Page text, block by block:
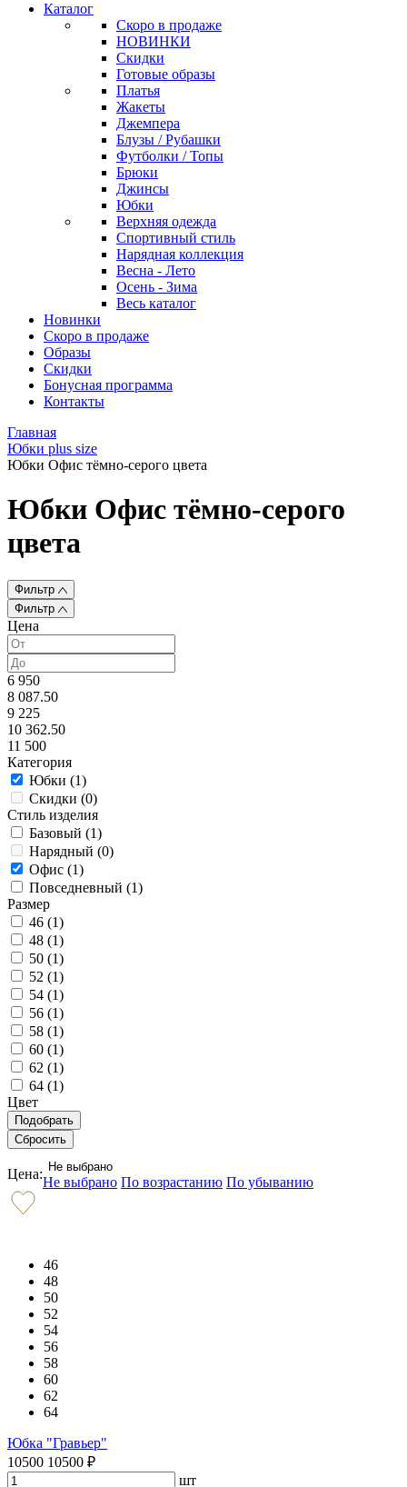
Каталог
Скоро в продаже
НОВИНКИ
Скидки
Готовые образы
Платья
Жакеты
Джемпера
Блузы / Рубашки
Футболки / Топы
Брюки
Джинсы
Юбки
Верхняя одежда
Спортивный стиль
Нарядная коллекция
Весна - Лето
Осень - Зима
Весь каталог
Новинки
Скоро в продаже
Образы
Скидки
Бонусная программа
Контакты
Главная
Юбки plus size
Юбки Офис тёмно-серого цвета
Юбки Офис тёмно-серого
цвета
Фильтр
Фильтр
Цена
6 950
8 087.50
9 225
10 362.50
11 500
Категория
Юбки (1)
Скидки (0)
Стиль изделия
Базовый (1)
Нарядный (0)
Офис (1)
Повседневный (1)
Размер
46 (1)
48 (1)
50 (1)
52 (1)
54 (1)
56 (1)
58 (1)
60 (1)
62 (1)
64 (1)
Цвет
Цена: Не выбрано
Не выбрано По возрастанию По убыванию
46
48
50
52
54
56
58
60
62
64
Юбка "Гравьер"
10500 10500 ₽
шт